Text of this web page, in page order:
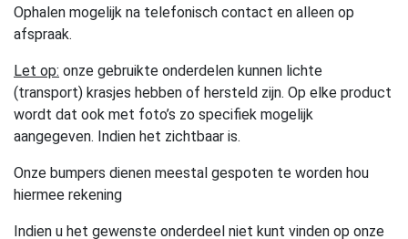
Ophalen mogelijk na telefonisch contact en alleen op
afspraak.
Let op: onze gebruikte onderdelen kunnen lichte
(transport) krasjes hebben of hersteld zijn. Op elke product
wordt dat ook met foto’s zo specifiek mogelijk
aangegeven. Indien het zichtbaar is.
Onze bumpers dienen meestal gespoten te worden hou
hiermee rekening
Indien u het gewenste onderdeel niet kunt vinden op onze